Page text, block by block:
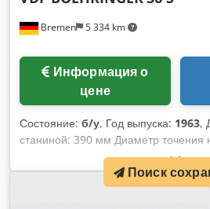
Bremen 5 334 km
цене
Состояние: б/у, Год выпуска: 1963,
станиной: 390 мм Диаметр точения
Длина точения: 1000 мм Диаметр
мм Шпиндельная головка DIN
шпинделя: 52 мм Диапазон
Поиск